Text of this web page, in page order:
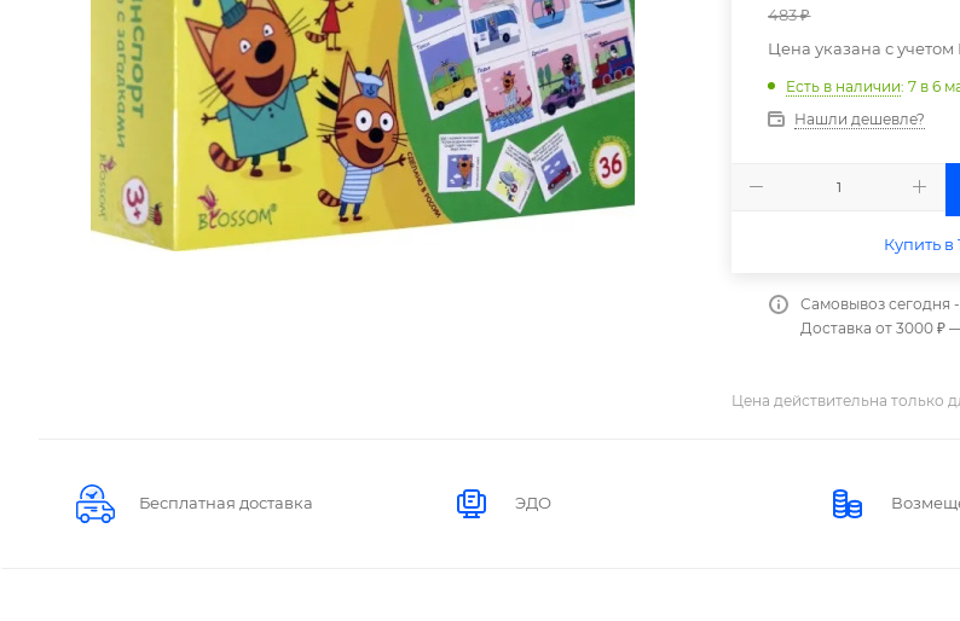
483₽
Цена указана с учетом
Есть в наличии: 7 в 6
Нашли дешевле?
Купить в
Самовывоз сегодня
Доставка от 3000 ₽
Цена действительна только
Бесплатная доставка ЭДО